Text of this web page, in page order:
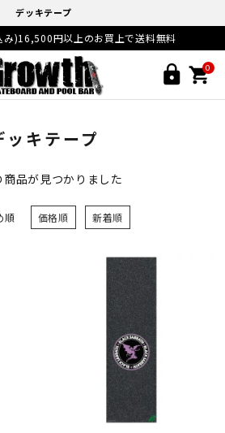
デッキテープ
み)16,500円以上のお買上で送料無料
0
ッキテープ
商品が見つかりました
順 価格順 新着順